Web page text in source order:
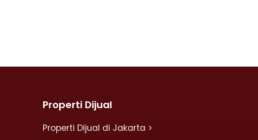
Properti Dijual
Properti Dijual di Jakarta >